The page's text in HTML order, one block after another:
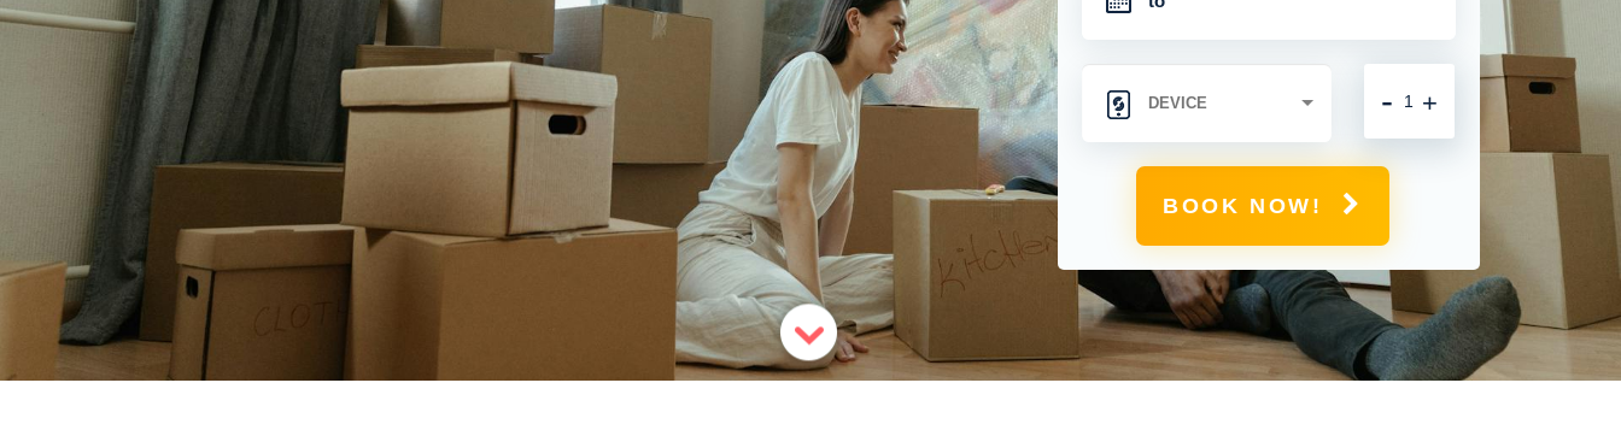
+
-
BOOK NOW!